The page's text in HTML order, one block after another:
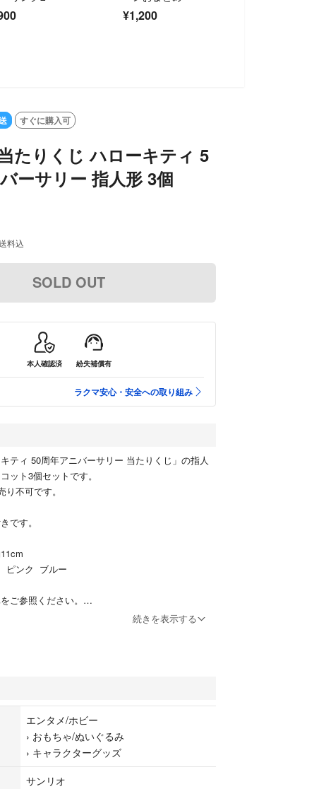
¥1,200
すぐに購入可
たりくじ ハローキティ 5
ーサリー 指人形 3個
料込
SOLD OUT
本人確認済 紛失補償有
ラクマ安心・安全への取り組み
ティ 50周年アニバーサリー 当たりくじ」の指人
ット3個セットです。
不可です。
です。
ピンク ブルー
ご参照ください。
バーサリー50周年
続きを表示する
エンタメ/ホビー
› おもちゃ/ぬいぐるみ
› キャラクターグッズ
サンリオ